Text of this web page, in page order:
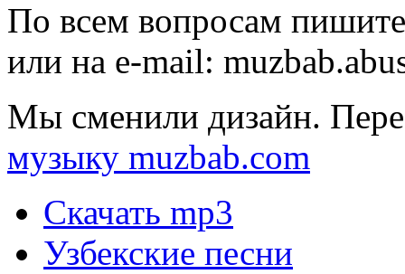
По всем вопросам
или на e-mail:
Мы сменили дизайн.
музыку muzbab.com
Скачать mp3
Узбекские песни